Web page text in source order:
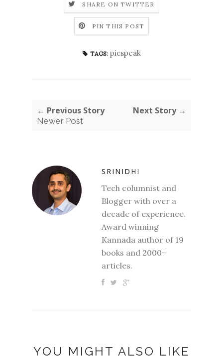
SHARE ON TWITTER
PIN THIS POST
TAGS: picspeak
← Previous Story
Newer Post
Next Story →
SRINIDHI
Tech columnist and
Blogger with over a
decade of experience.
Award winning
Kannada author of 19
books and 2000+
articles.
YOU MIGHT ALSO LIKE